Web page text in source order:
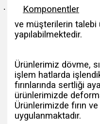
·
Komponentler
ve müşterilerin talebi
yapılabilmektedir.
Ürünlerimiz dövme,
işlem hatlarda
fırınlarında sertliği
ürünlerimizde
Ürünlerimizde fırın
uygulanmaktadır.